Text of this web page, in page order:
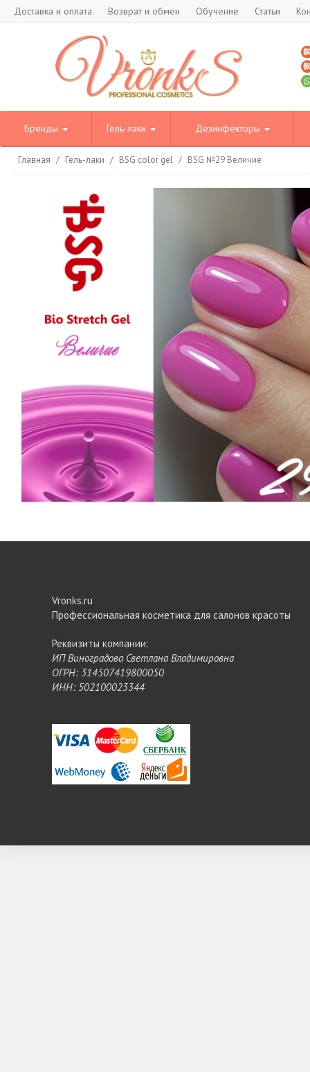
Доставка и оплата Возврат и обмен Обучение Статьи
Бренды Гель-лаки Дезинфекторы
Главная / Гель-лаки / BSG color gel / BSG №29 Величие
Vronks.ru
Профессиональная косметика для салонов красоты
Реквизиты компании:
ИП Виноградова Светлана Владимировна
ОГРН: 314507419800050
ИНН: 502100023344